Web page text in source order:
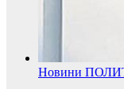
Новини